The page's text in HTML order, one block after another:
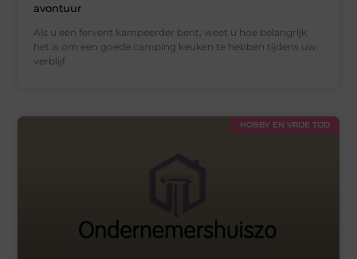
avontuur
Als u een fervent kampeerder bent, weet u hoe belangrijk
het is om een goede camping keuken te hebben tijdens uw
verblijf
HOBBY EN VRIJE TIJD